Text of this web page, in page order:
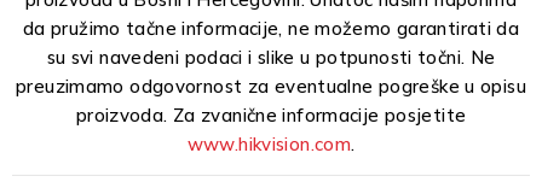
da pružimo tačne informacije, ne možemo garantirati da
su svi navedeni podaci i slike u potpunosti točni. Ne
preuzimamo odgovornost za eventualne pogreške u opisu
proizvoda. Za zvanične informacije posjetite
www.hikvision.com.